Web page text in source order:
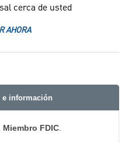
cerca de usted
AHORA
e información
Miembro FDIC